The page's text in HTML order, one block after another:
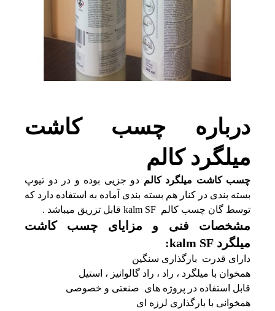
درباره چسب کاشت
میلگرد کالم
چسب کاشت میلگرد کالم دو جزیی بوده و در دو تیوپ
بسته بندی در کنار هم بسته بندی آماده به استفاده دارد که
توسط گان چسب کالم kalm SF قابل تزریق میباشد .
مشخصات فنی و مزایای چسب کاشت
میلگرد kalm SF:
دارای قدرت بارگذاری سنگین
همخوان با میلگرد ، راد ، راد گالوانیز ، استیل
قابل استفاده در پروژه های صنعتی و خصوصی
همخوانی با بارگذاری لرزه ای